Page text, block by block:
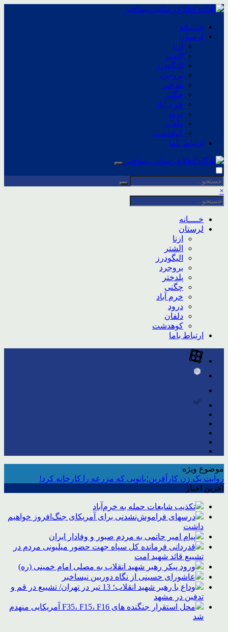
خــــانه
لرستان
ازنا
الشتر
الیگودرز
بروجرد
پلدختر
چگنی
خرم آباد
درود
دلفان
کوهدشت
ارتباط باما
×
خــــانه
لرستان
ازنا
الشتر
الیگودرز
بروجرد
پلدختر
چگنی
خرم آباد
درود
دلفان
کوهدشت
ارتباط باما
موضوع ویژه
روایت یک زن کارآفرین؛بانویی که مزرعه را کارخانه کرد!
آخرین اخبار
تکذیب شایعات حمله به خرم‌آباد
درسهای فراموش‌نشدنی برای آمریکای جنگ‌افروز خواهیم
داشت
پیام امیر حاتمی به مردم صبور و وفادار ایران
قدردانی فرمانده کل سپاه جهت حضور میلیونی مردم در
تشییع قائد شهید امت
ورود پیکر رهبر شهید انقلاب به مصلی امام خمینی (ره)
عاشورای حسینی از نگاه دوربین نیساخبر
وداع با رهبر شهید انقلاب؛ 13 تیر در تهران/ تشییع در قم و
تدفین در مشهد
محل استقرار جنگنده های F35، F15، F16 آمریکایی منهدم
شد